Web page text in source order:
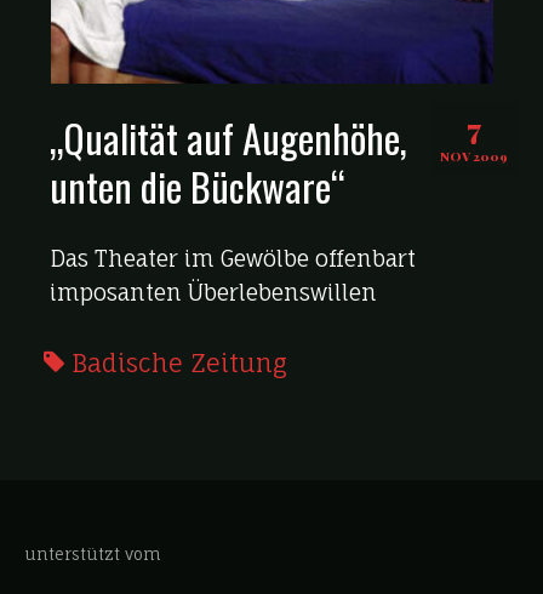
7
NOV 2009
„Qualität auf Augenhöhe,
unten die Bückware“
Das Theater im Gewölbe offenbart
imposanten Überlebenswillen
Badische Zeitung
unterstützt vom